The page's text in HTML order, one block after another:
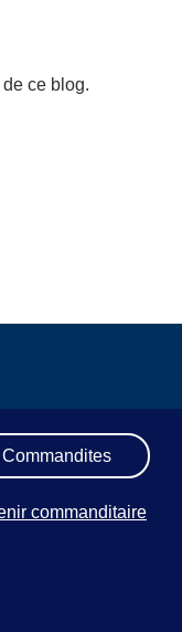
ce blog.
Commandites
commanditaire